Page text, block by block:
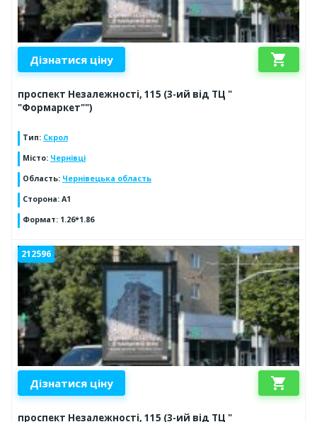
Дізнатися ціну shopping_cart
проспект Незалежності, 115 (3-ий від ТЦ "
"Формаркет"")
Тип: Скрол
Місто: Чернівці
Область: Чернівецька область
Сторона: А1
Формат: 1.26*1.86
212596
Дізнатися ціну shopping_cart
проспект Незалежності, 115 (3-ий від ТЦ "